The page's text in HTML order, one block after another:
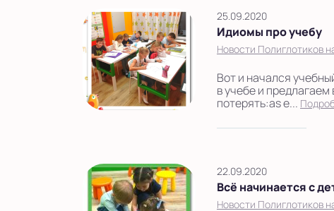
25.09.2020
Идиомы про учебу
Новости Полиглотиков
Вот и начался
в учебе и
потерять:as e...
22.09.2020
Всё начинается с
Новости Полиглотиков